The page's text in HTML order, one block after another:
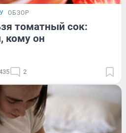
ОБЗОР
томатный сок:
кому он
2